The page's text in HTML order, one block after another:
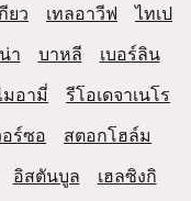
ยว เทลอาวีฟ
ไทเป
า บาหลี
เบอร์ลิน
มอามี่
รีโอเดจาเนโร
อร์ซอ
สตอกโฮล์ม
อิสตันบูล เฮลซิงกิ